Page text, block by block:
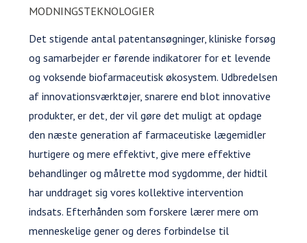
MODNINGSTEKNOLOGIER
Det stigende antal patentansøgninger, kliniske forsøg
og samarbejder er førende indikatorer for et levende
og voksende biofarmaceutisk økosystem. Udbredelsen
af innovationsværktøjer, snarere end blot innovative
produkter, er det, der vil gøre det muligt at opdage
den næste generation af farmaceutiske lægemidler
hurtigere og mere effektivt, give mere effektive
behandlinger og målrette mod sygdomme, der hidtil
har unddraget sig vores kollektive intervention
indsats. Efterhånden som forskere lærer mere om
menneskelige gener og deres forbindelse til